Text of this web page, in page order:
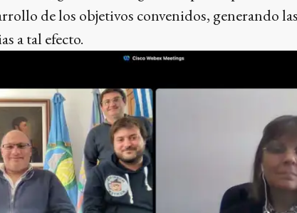
de los objetivos convenidos, generando
a tal efecto.